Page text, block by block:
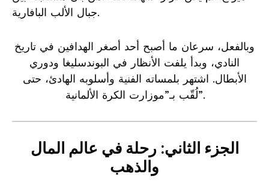
جبال الألب البافارية.
وبالفعل، سرعان ما أصبح أحد أصغر الهدافين في تاريخ
النادي، وبدأ يلفت الأنظار في البوندسليغا ودوري
الأبطال. اشتهر بلمساته الفنية وأسلوبه الهادئ، حتى
لُقّب بـ”موزارت الكرة الألمانية”.
الجزء الثاني: رحلة في عالم المال
والذهب